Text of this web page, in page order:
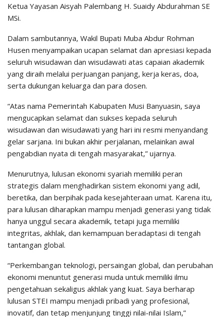
Ketua Yayasan Aisyah Palembang H. Suaidy Abdurahman SE
MSi.
Dalam sambutannya, Wakil Bupati Muba Abdur Rohman
Husen menyampaikan ucapan selamat dan apresiasi kepada
seluruh wisudawan dan wisudawati atas capaian akademik
yang diraih melalui perjuangan panjang, kerja keras, doa,
serta dukungan keluarga dan para dosen.
“Atas nama Pemerintah Kabupaten Musi Banyuasin, saya
mengucapkan selamat dan sukses kepada seluruh
wisudawan dan wisudawati yang hari ini resmi menyandang
gelar sarjana. Ini bukan akhir perjalanan, melainkan awal
pengabdian nyata di tengah masyarakat,” ujarnya.
Menurutnya, lulusan ekonomi syariah memiliki peran
strategis dalam menghadirkan sistem ekonomi yang adil,
beretika, dan berpihak pada kesejahteraan umat. Karena itu,
para lulusan diharapkan mampu menjadi generasi yang tidak
hanya unggul secara akademik, tetapi juga memiliki
integritas, akhlak, dan kemampuan beradaptasi di tengah
tantangan global.
“Perkembangan teknologi, persaingan global, dan perubahan
ekonomi menuntut generasi muda untuk memiliki ilmu
pengetahuan sekaligus akhlak yang kuat. Saya berharap
lulusan STEI mampu menjadi pribadi yang profesional,
inovatif, dan tetap menjunjung tinggi nilai-nilai Islam,”